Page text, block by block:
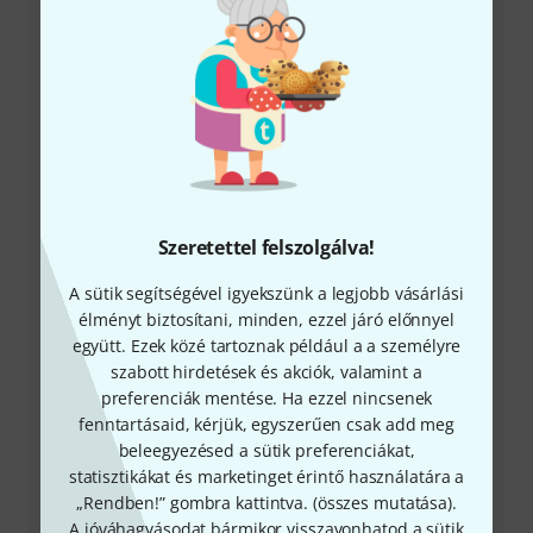
Szeretettel felszolgálva!
A sütik segítségével igyekszünk a legjobb vásárlási
élményt biztosítani, minden, ezzel járó előnnyel
együtt. Ezek közé tartoznak például a a személyre
szabott hirdetések és akciók, valamint a
preferenciák mentése. Ha ezzel nincsenek
fenntartásaid, kérjük, egyszerűen csak add meg
beleegyezésed a sütik preferenciákat,
statisztikákat és marketinget érintő használatára a
„Rendben!” gombra kattintva. (összes mutatása).
A jóváhagyásodat bármikor visszavonhatod a sütik
+49-9546-9223-531
Ügyfélszolgálatunk minden kérdés és észrevétel esetén
örömmel áll rendelkezésedre
Nyitvatartási idő (CEST - Közép-európai
nyári időszámítás)
Visszahívást kérek
Még több elérhetőség
Termék visszaküldése